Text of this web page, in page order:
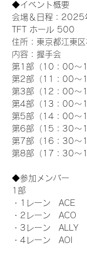
◆イベント概要
会場＆日程：2025
TFT ホール 500
住所：東京都江東
内容：握手会
第1部（10：00～
第2部（11：00～
第3部（12：00～
第4部（13：00～
第5部（14：00～
第6部（15：30～
第7部（16：30～
第8部（17：30～
◆参加メンバー
1部
・1レーン　ACE
・2レーン　ACO
・3レーン　ALLY
・4レーン　AOI